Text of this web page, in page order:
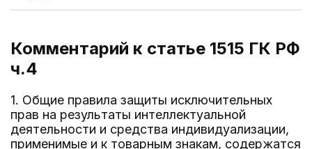
Комментарий к статье 1515 ГК РФ
ч.4
1. Общие правила защиты исключительных
прав на результаты интеллектуальной
деятельности и средства индивидуализации,
применимые и к товарным знакам, содержатся